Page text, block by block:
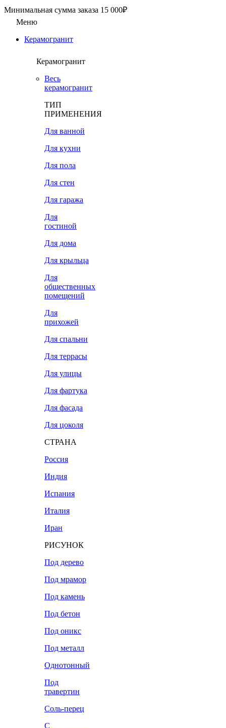
Минимальная сумма заказа 15 000₽
Меню
Керамогранит
Керамогранит
Весь
керамогранит
ТИП
ПРИМЕНЕНИЯ
Для ванной
Для кухни
Для пола
Для стен
Для гаража
Для
гостиной
Для дома
Для крыльца
Для
общественных
помещений
Для
прихожей
Для спальни
Для террасы
Для улицы
Для фартука
Для фасада
Для цоколя
СТРАНА
Россия
Индия
Испания
Италия
Иран
РИСУНОК
Под дерево
Под мрамор
Под камень
Под бетон
Под оникс
Под металл
Однотонный
Под
травертин
Соль-перец
С